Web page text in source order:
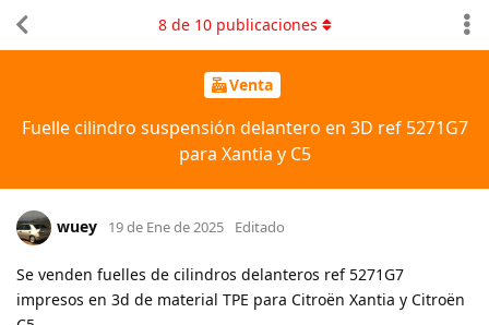
Venta
Fuelle cilindro suspensión delantero en 3D ref 5271G7
para Xantia y C5
8de 10publicaciones
wuey 19 de Ene de 2025 Editado
Se venden fuelles de cilindros delanteros ref 5271G7
impresos en 3d de material TPE para Citroën Xantia y Citroën